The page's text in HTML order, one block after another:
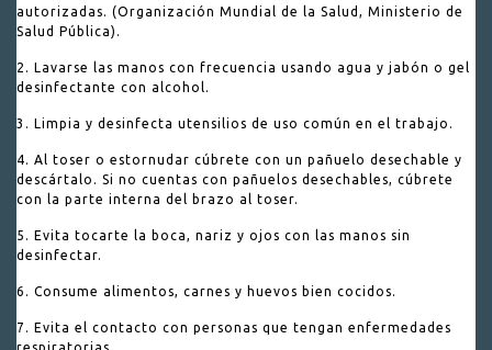
autorizadas. (Organización Mundial de la Salud, Ministerio de
Salud Pública).
2. Lavarse las manos con frecuencia usando agua y jabón o gel
desinfectante con alcohol.
3. Limpia y desinfecta utensilios de uso común en el trabajo.
4. Al toser o estornudar cúbrete con un pañuelo desechable y
descártalo. Si no cuentas con pañuelos desechables, cúbrete
con la parte interna del brazo al toser.
5. Evita tocarte la boca, nariz y ojos con las manos sin
desinfectar.
6. Consume alimentos, carnes y huevos bien cocidos.
7. Evita el contacto con personas que tengan enfermedades